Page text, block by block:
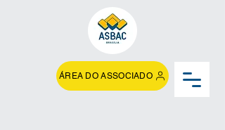
ÁREA DO ASSOCIADO